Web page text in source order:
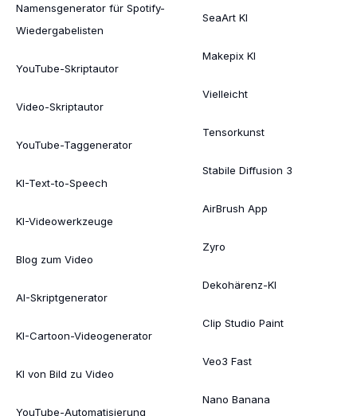
Namensgenerator für Spotify-
Wiedergabelisten
YouTube-Skriptautor
Video-Skriptautor
YouTube-Taggenerator
KI-Text-to-Speech
KI-Videowerkzeuge
Blog zum Video
AI-Skriptgenerator
KI-Cartoon-Videogenerator
KI von Bild zu Video
YouTube-Automatisierung
SeaArt KI
Makepix KI
Vielleicht
Tensorkunst
Stabile Diffusion 3
AirBrush App
Zyro
Dekohärenz-KI
Clip Studio Paint
Veo3 Fast
Nano Banana